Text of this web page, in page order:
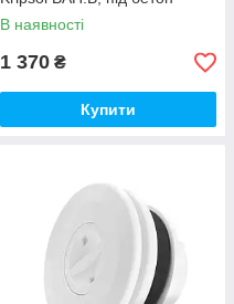
В наявності
1 370 ₴
Купити